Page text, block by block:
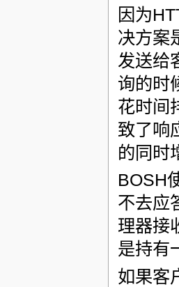
因为
决方案
发送给
询的时
花时间
致了响
的同时
BOSH
不去应
理器接
是持有
如果客